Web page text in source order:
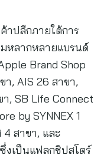
าปลีกภายใต้การ
หลากหลายแบรนด์
Brand Shop
า, AIS 26 สาขา,
า, SB Life Connect
by SYNNEX 1
4 สาขา, และ
งเป็นแฟลกชิปสโตร์